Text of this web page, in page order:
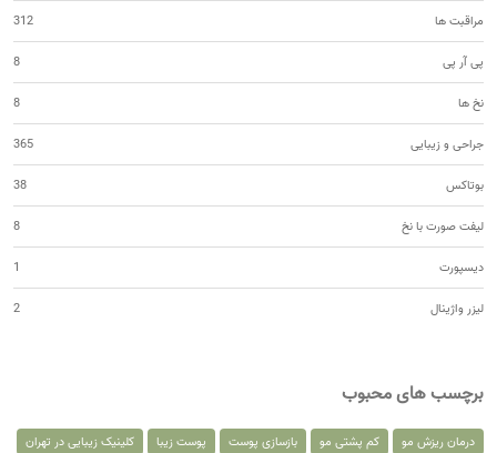
مراقبت ها 312
پی آر پی 8
نخ ها 8
جراحی و زیبایی 365
بوتاکس 38
لیفت صورت با نخ 8
دیسپورت 1
لیزر واژینال 2
برچسب های محبوب
درمان ریزش مو کم پشتی مو بازسازی پوست پوست زیبا
کلینیک زیبایی در تهران